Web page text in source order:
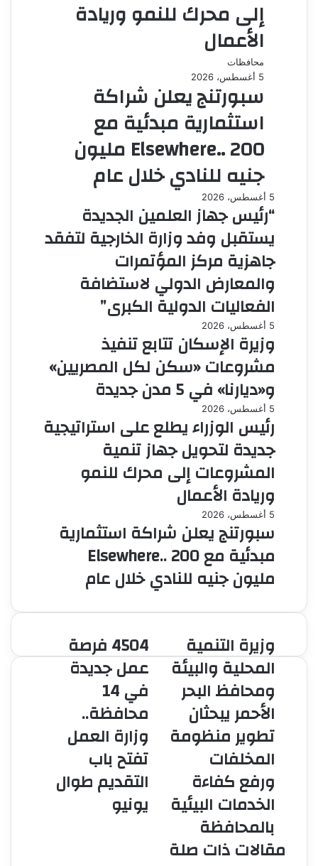
إلى محرك للنمو وريادة
الأعمال
محافظات
5 أغسطس، 2026
سبورتنج يعلن شراكة
استثمارية مبدئية مع
Elsewhere.. 200 مليون
جنيه للنادي خلال عام
5 أغسطس، 2026
“رئيس جهاز العلمين الجديدة
يستقبل وفد وزارة الخارجية لتفقد
جاهزية مركز المؤتمرات
والمعارض الدولي لاستضافة
الفعاليات الدولية الكبرى”
5 أغسطس، 2026
وزيرة الإسكان تتابع تنفيذ
مشروعات «سكن لكل المصريين»
و«ديارنا» في 5 مدن جديدة
5 أغسطس، 2026
رئيس الوزراء يطلع على استراتيجية
جديدة لتحويل جهاز تنمية
المشروعات إلى محرك للنمو
وريادة الأعمال
5 أغسطس، 2026
سبورتنج يعلن شراكة استثمارية
مبدئية مع Elsewhere.. 200
مليون جنيه للنادي خلال عام
4504
فرصة
عمل
جديدة
14
محافظة..
وزارة
العمل
تفتح
باب
التقديم
4504 فرصة
عمل جديدة
في 14
محافظة..
وزارة العمل
تفتح باب
التقديم طوال
يونيو
وزيرة
التنمية
المحلية
والبيئة
ومحافظ
البحر
الأحمر
يبحثان
تطوير
منظومة
المخلفات
ورفع
كفاءة
الخدمات
البيئية
وزيرة التنمية
المحلية والبيئة
ومحافظ البحر
الأحمر يبحثان
تطوير منظومة
المخلفات
ورفع كفاءة
الخدمات البيئية
بالمحافظة
مقالات ذات صلة